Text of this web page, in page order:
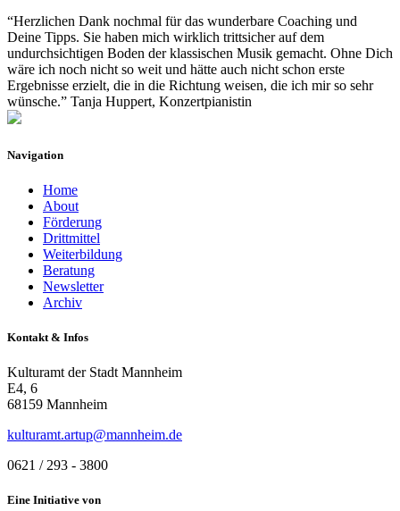
“Herzlichen Dank nochmal für das wunderbare Coaching und
Deine Tipps. Sie haben mich wirklich trittsicher auf dem
undurchsichtigen Boden der klassischen Musik gemacht. Ohne Dich
wäre ich noch nicht so weit und hätte auch nicht schon erste
Ergebnisse erzielt, die in die Richtung weisen, die ich mir so sehr
wünsche.” Tanja Huppert, Konzertpianistin
Navigation
Home
About
Förderung
Drittmittel
Weiterbildung
Beratung
Newsletter
Archiv
Kontakt & Infos
Kulturamt der Stadt Mannheim
E4, 6
68159 Mannheim
kulturamt.artup@mannheim.de
0621 / 293 - 3800
Eine Initiative von